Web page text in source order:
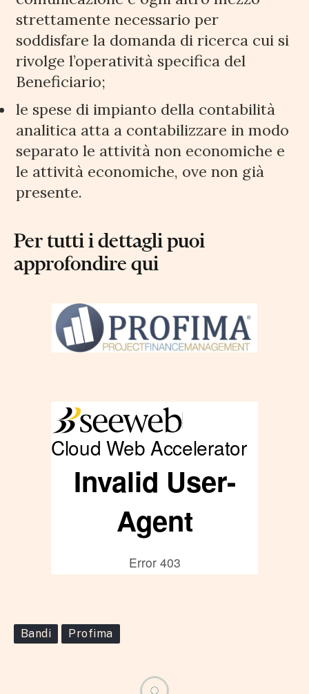
strettamente necessario per
soddisfare la domanda di ricerca cui si
rivolge l’operatività specifica del
Beneficiario;
le spese di impianto della contabilità
analitica atta a contabilizzare in modo
separato le attività non economiche e
le attività economiche, ove non già
presente.
Per tutti i dettagli puoi
approfondire qui
Bandi Profima